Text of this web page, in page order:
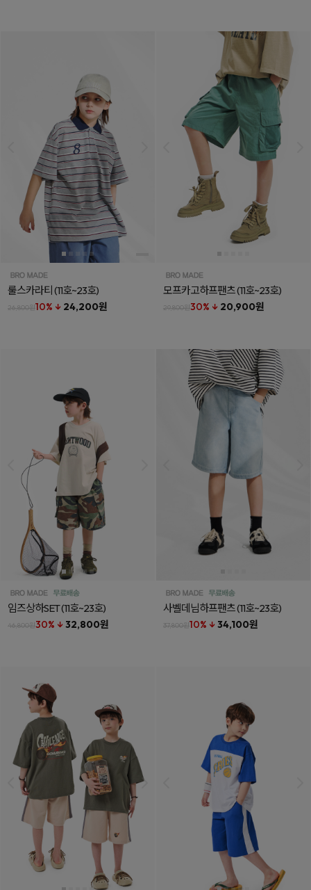
룰스카라티(11호~23호)
26,800원10% ↓ 24,200원
모프카고하프팬츠(11호~23호)
29,800원30% ↓ 20,900원
임즈상하SET(11호~23호)
46,800원30% ↓ 32,800원
사벨데님하프팬츠(11호~23호)
37,800원10% ↓ 34,100원